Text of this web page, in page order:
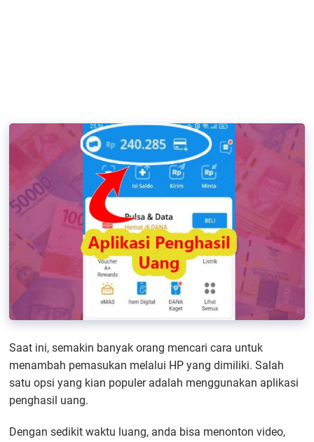
Saat ini, semakin banyak orang mencari cara untuk
menambah pemasukan melalui HP yang dimiliki. Salah
satu opsi yang kian populer adalah menggunakan aplikasi
penghasil uang.
Dengan sedikit waktu luang, anda bisa menonton video,